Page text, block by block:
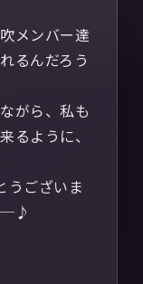
メンバー達
るんだろう
がら、私も
るように、
うございま